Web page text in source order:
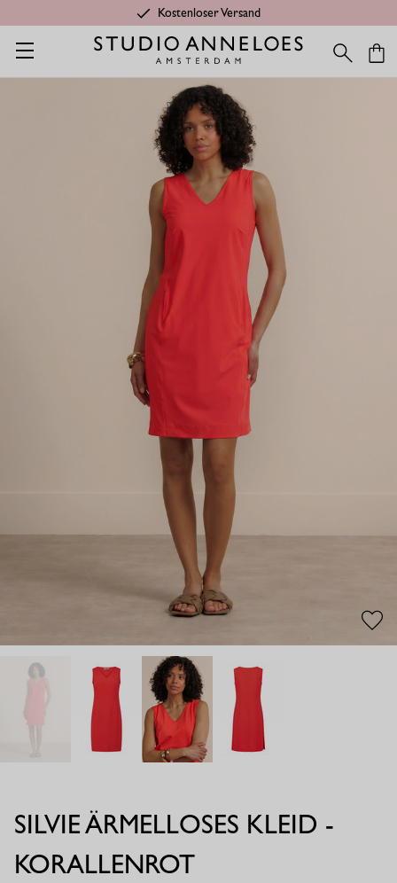
Kostenloser Versand
Startseite Shop Anlässe Festlich Silvie Ärmelloses Kleid
SILVIE ÄRMELLOSES KLEID -
KORALLENROT